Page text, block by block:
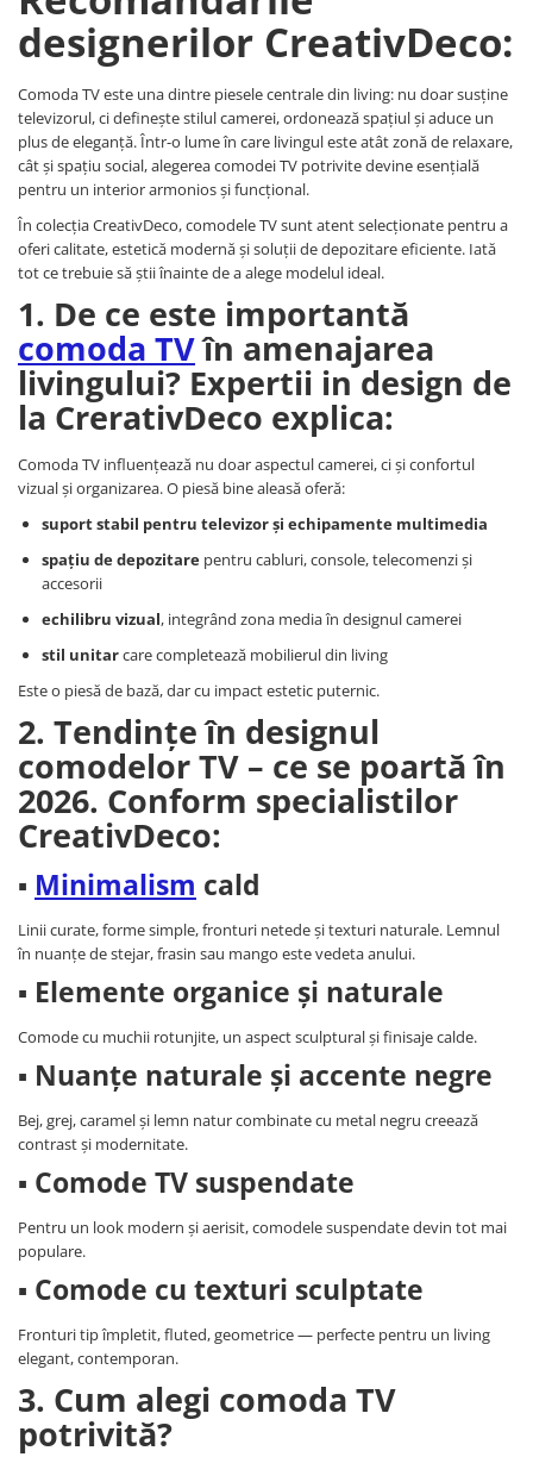
Comode TV
Paturi
Noptiere
Comode si Bufete
Oglinzi
Biblioteci si Rafturi
Sifoniere si Dulapuri
Vitrine
Rafturi de perete
Mobilier bar
Cuiere
Carucior de servire
Postamente, Piedestale
Paravane de camera
designerilor CreativDeco:
Comoda TV este una dintre piesele centrale din living: nu doar susține
televizorul, ci definește stilul camerei, ordonează spațiul și aduce un
plus de eleganță. Într-o lume în care livingul este atât zonă de relaxare,
cât și spațiu social, alegerea comodei TV potrivite devine esențială
pentru un interior armonios și funcțional.
În colecția CreativDeco, comodele TV sunt atent selecționate pentru a
oferi calitate, estetică modernă și soluții de depozitare eficiente. Iată
tot ce trebuie să știi înainte de a alege modelul ideal.
1. De ce este importantă
comoda TVîn amenajarea
livingului? Expertii in design de
la CrerativDeco explica:
Comoda TV influențează nu doar aspectul camerei, ci și confortul
vizual și organizarea. O piesă bine aleasă oferă:
suport stabil pentru televizor și echipamente multimedia
spațiu de depozitare pentru cabluri, console, telecomenzi și
accesorii
echilibru vizual, integrând zona media în designul camerei
stil unitarcare completează mobilierul din living
Este o piesă de bază, dar cu impact estetic puternic.
2. Tendințe în designul
comodelor TV – ce se poartă în
2026. Conform specialistilor
CreativDeco:
▪ Minimalism cald
Linii curate, forme simple, fronturi netede și texturi naturale. Lemnul
în nuanțe de stejar, frasin sau mango este vedeta anului.
▪ Elemente organice și naturale
Comode cu muchii rotunjite, un aspect sculptural și finisaje calde.
▪ Nuanțe naturale și accente negre
Bej, grej, caramel și lemn natur combinate cu metal negru creează
contrast și modernitate.
▪ Comode TV suspendate
Pentru un look modern și aerisit, comodele suspendate devin tot mai
populare.
▪ Comode cu texturi sculptate
Fronturi tip împletit, fluted, geometrice — perfecte pentru un living
elegant, contemporan.
3. Cum alegi comoda TV
potrivită?